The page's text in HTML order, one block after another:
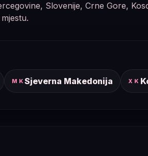
Slovenije, Crne Gore,
MKSjeverna Makedonija XK